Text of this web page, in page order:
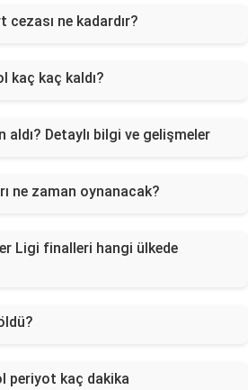
cezası ne kadardır?
kaç kaç kaldı?
Detaylı bilgi ve gelişmeler
ne zaman oynanacak?
Ligi finalleri hangi ülkede
periyot kaç dakika